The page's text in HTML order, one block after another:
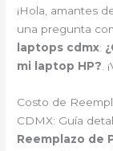
¡Hola, amantes
una pregunta
laptops cdmx:
mi laptop HP?.
Costo de
CDMX: Guía
Reemplazo de